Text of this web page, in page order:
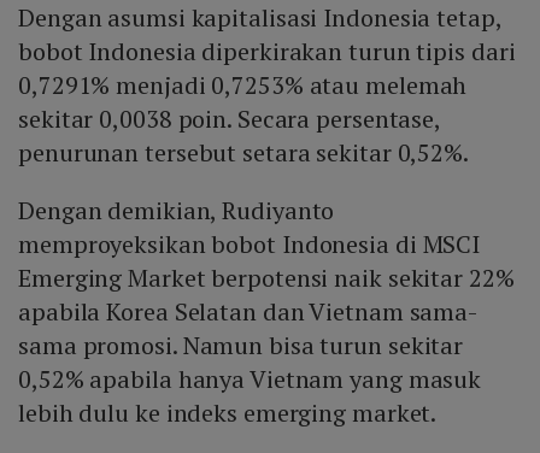
Dengan asumsi kapitalisasi Indonesia tetap,
bobot Indonesia diperkirakan turun tipis dari
0,7291% menjadi 0,7253% atau melemah
sekitar 0,0038 poin. Secara persentase,
penurunan tersebut setara sekitar 0,52%.
Dengan demikian, Rudiyanto
memproyeksikan bobot Indonesia di MSCI
Emerging Market berpotensi naik sekitar 22%
apabila Korea Selatan dan Vietnam sama-
sama promosi. Namun bisa turun sekitar
0,52% apabila hanya Vietnam yang masuk
lebih dulu ke indeks emerging market.